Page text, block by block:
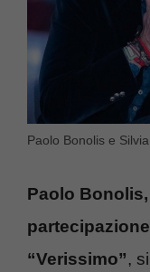
Paolo Bonolis e
Paolo
“Verissimo”,